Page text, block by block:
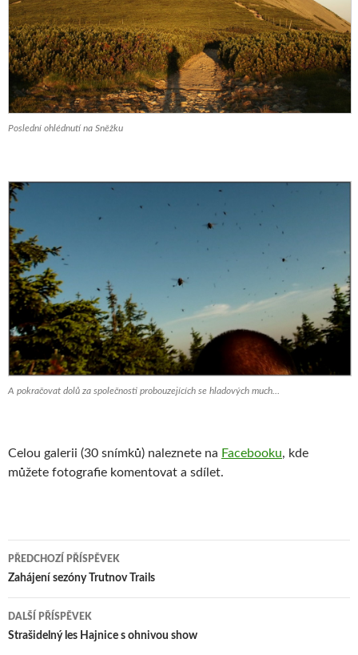
Poslední ohlédnutí na Sněžku
A pokračovat dolů za společnosti probouzejících se hladových much…
Celou galerii (30 snímků) naleznete na Facebooku, kde
můžete fotografie komentovat a sdílet.
Navigace
pro
příspěvek
PŘEDCHOZÍ PŘÍSPĚVEK
Zahájení sezóny Trutnov Trails
DALŠÍ PŘÍSPĚVEK
Strašidelný les Hajnice s ohnivou show